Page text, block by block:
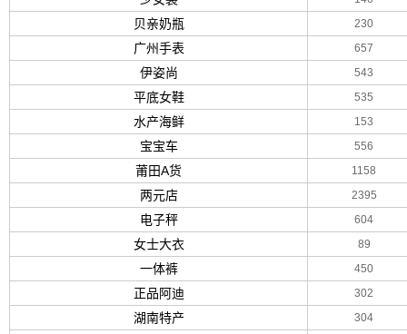
贝亲奶瓶 230
广州手表 657
伊姿尚 543
平底女鞋 535
水产海鲜 153
宝宝车 556
莆田A货 1158
两元店 2395
电子秤 604
女士大衣 89
一体裤 450
正品阿迪 302
湖南特产 304